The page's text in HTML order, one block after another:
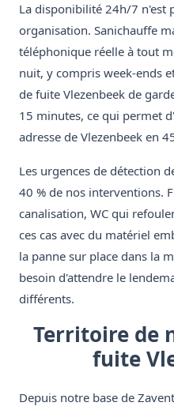
La disponibilité 24h/7 n'est
organisation. Sanichauffe
téléphonique réelle à tout
nuit, y compris week-ends
de fuite Vlezenbeek de
15 minutes, ce qui permet
adresse de Vlezenbeek en
Les urgences de détection
40 % de nos interventions.
canalisation, WC qui
ces cas avec du matériel
la panne sur place dans la
besoin d'attendre le
différents.
Territoire de
fuite
Depuis notre base de